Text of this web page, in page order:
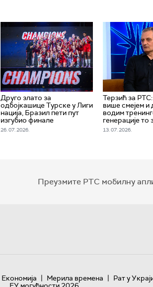
Друго злато за
одбојкашице Турске у Лиги
нација, Бразил пети пут
изгубио финале
26. 07. 2026.
Терзић за
више смејем и
водим
генерације то
13. 07. 2026.
Преузмите РТС мобилну
Економија | Мерила времена | Рат у